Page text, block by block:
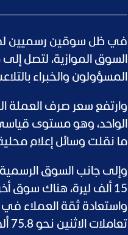
في ظل سوقين رسميين لصرف
السوق الموازية، لتصل
المسؤولون والخبراء
ما نقلت وسائل إعلام
وإلى جانب السوق
15 ألف ليرة، هناك
واستعادة ثقة العملاء
تعاملات الاثنين نحو 75.8 ألف ليرة للدولار الواحد.